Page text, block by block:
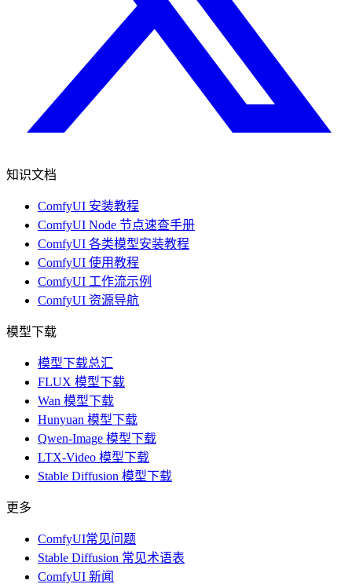
知识文档
ComfyUI 安装教程
ComfyUI Node 节点速查手册
ComfyUI 各类模型安装教程
ComfyUI 使用教程
ComfyUI 工作流示例
ComfyUI 资源导航
模型下载
模型下载总汇
FLUX 模型下载
Wan 模型下载
Hunyuan 模型下载
Qwen-Image 模型下载
LTX-Video 模型下载
Stable Diffusion 模型下载
更多
ComfyUI常见问题
Stable Diffusion 常见术语表
ComfyUI 新闻